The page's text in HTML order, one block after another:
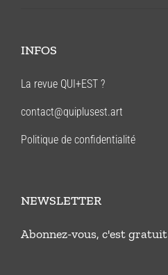
INFOS
La revue QUI+EST ?
contact@quiplusest.art
Politique de confidentialité
NEWSLETTER
Abonnez-vous, c'est gratuit